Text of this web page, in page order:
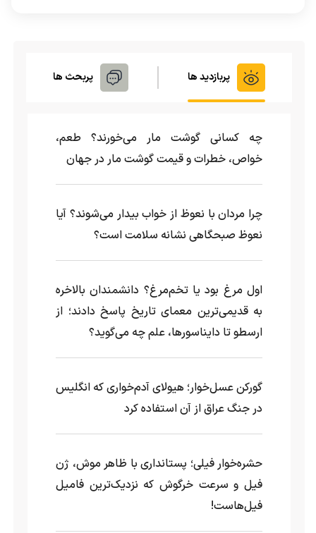
پربازدید ها پربحث ها
چه کسانی گوشت مار می‌خورند؟ طعم،
خواص، خطرات و قیمت گوشت مار در جهان
چرا مردان با نعوظ از خواب بیدار می‌شوند؟ آیا
نعوظ صبحگاهی نشانه سلامت است؟
اول مرغ بود یا تخم‌مرغ؟ دانشمندان بالاخره
به قدیمی‌ترین معمای تاریخ پاسخ دادند؛ از
ارسطو تا دایناسورها، علم چه می‌گوید؟
گورکن عسل‌خوار؛ هیولای آدم‌خواری که انگلیس
در جنگ عراق از آن استفاده کرد
حشره‌خوار فیلی؛ پستانداری با ظاهر موش، ژن
فیل و سرعت خرگوش که نزدیک‌ترین فامیل
فیل‌هاست!